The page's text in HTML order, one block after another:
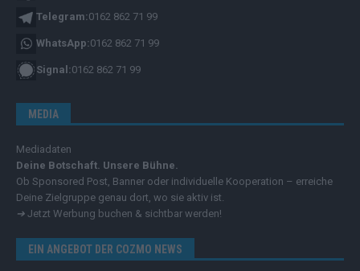
Telegram:0162 862 71 99
WhatsApp:0162 862 71 99
Signal:0162 862 71 99
MEDIA
Mediadaten
Deine Botschaft. Unsere Bühne.
Ob Sponsored Post, Banner oder individuelle Kooperation – erreiche
Deine Zielgruppe genau dort, wo sie aktiv ist.
➔ Jetzt Werbung buchen & sichtbar werden!
EIN ANGEBOT DER COZMO NEWS